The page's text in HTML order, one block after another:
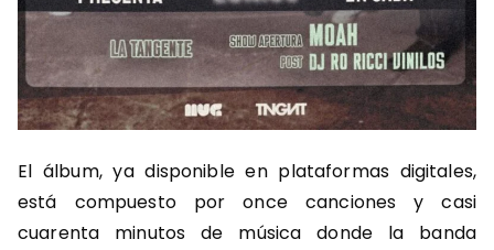
El álbum, ya disponible en plataformas digitales,
está compuesto por once canciones y casi
cuarenta minutos de música donde la banda